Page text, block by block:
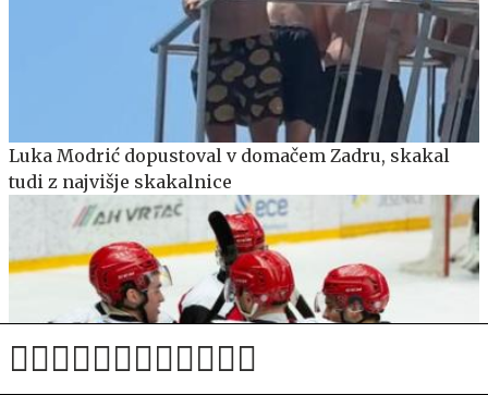
Luka Modrić dopustoval v domačem Zadru, skakal
tudi z najvišje skakalnice